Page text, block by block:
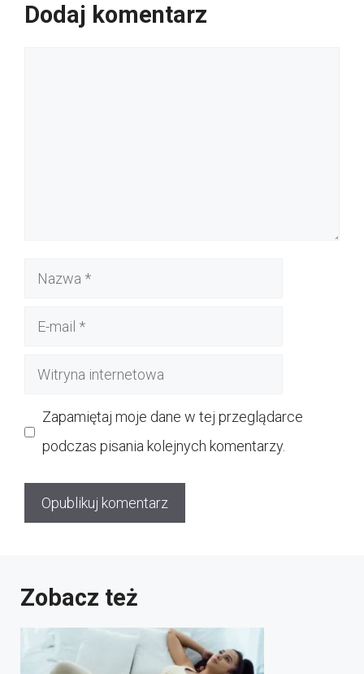
Dodaj komentarz
Nazwa
Witryna
Zapamiętaj moje dane w tej przeglądarce
podczas pisania kolejnych komentarzy.
Zobacz też